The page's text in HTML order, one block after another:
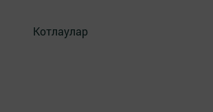
Котлаулар